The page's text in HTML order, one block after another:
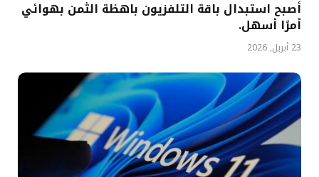
أصبح استبدال باقة التلفزيون باهظة الثمن بهوائي
أمرًا أسهل.
23 أبريل, 2026